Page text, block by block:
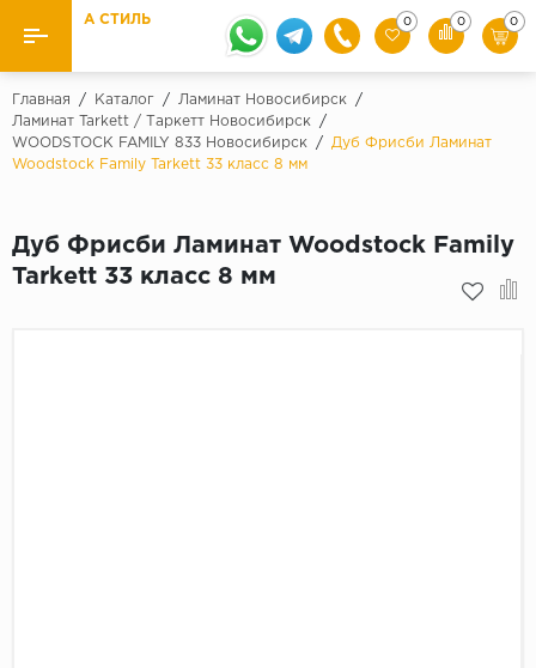
Назад
Ламинат Бренды
Quick Step
Ковролин и ковровая плитка
А СТИЛЬ 0 0 0
Главная / Каталог / Ламинат Новосибирск
/
Ламинат Tarkett / Таркетт Новосибирск
/
WOODSTOCK FAMILY 833 Новосибирск
/
Дуб Фрисби Ламинат
Woodstock Family Tarkett 33 класс 8 мм
Дуб Фрисби Ламинат Woodstock Family
Tarkett 33 класс 8 мм